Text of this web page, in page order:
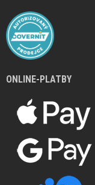
ONLINE-PLATBY